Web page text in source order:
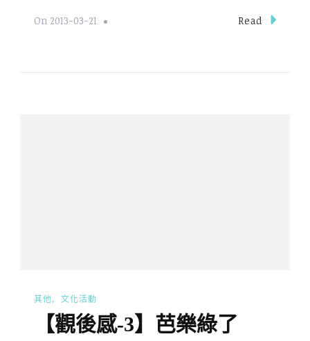
On 2013-03-21 Read
其他 文化活動
【觀後感-3】芭樂綠了